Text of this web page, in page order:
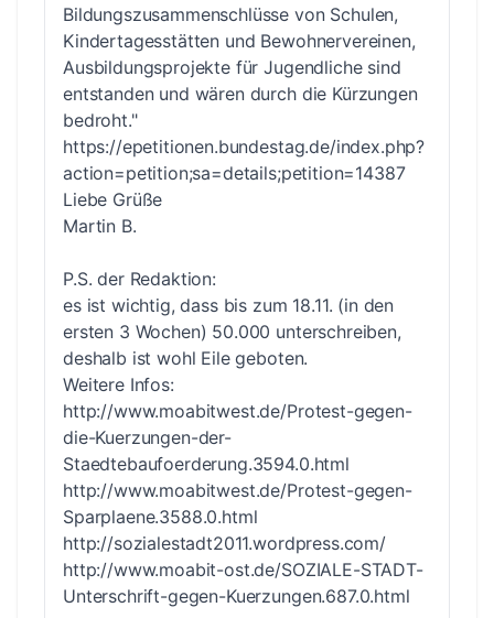
Bildungszusammenschlüsse von Schulen,
Kindertagesstätten und Bewohnervereinen,
Ausbildungsprojekte für Jugendliche sind
entstanden und wären durch die Kürzungen
bedroht."
https://epetitionen.bundestag.de/index.php?
action=petition;sa=details;petition=14387
Liebe Grüße
Martin B.
P.S. der Redaktion:
es ist wichtig, dass bis zum 18.11. (in den
ersten 3 Wochen) 50.000 unterschreiben,
deshalb ist wohl Eile geboten.
Weitere Infos:
http://www.moabitwest.de/Protest-gegen-
die-Kuerzungen-der-
Staedtebaufoerderung.3594.0.html
http://www.moabitwest.de/Protest-gegen-
Sparplaene.3588.0.html
http://sozialestadt2011.wordpress.com/
http://www.moabit-ost.de/SOZIALE-STADT-
Unterschrift-gegen-Kuerzungen.687.0.html